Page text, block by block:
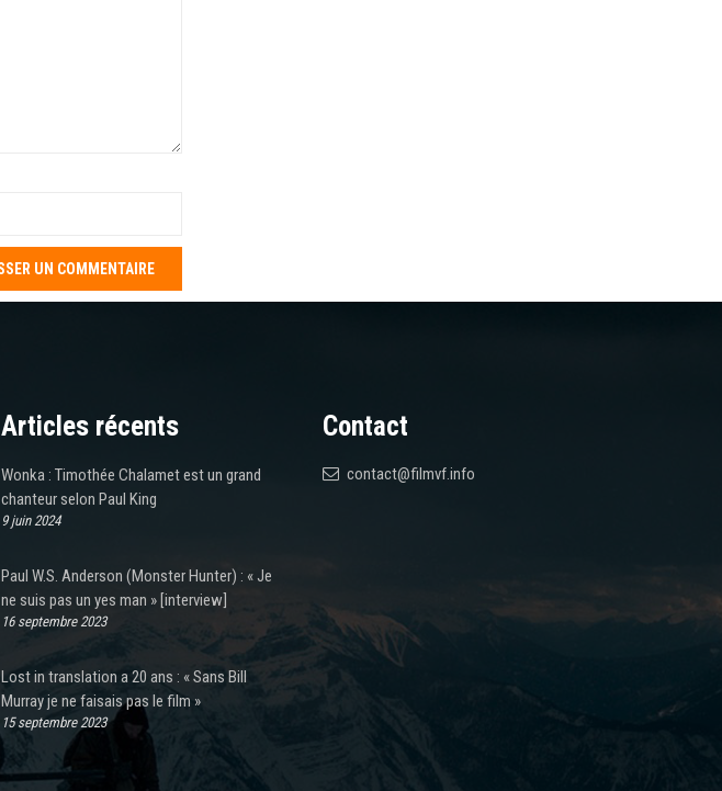
Articles récents
Wonka : Timothée Chalamet est un grand
chanteur selon Paul King
9 juin 2024
Paul W.S. Anderson (Monster Hunter) : « Je
ne suis pas un yes man » [interview]
16 septembre 2023
Lost in translation a 20 ans : « Sans Bill
Murray je ne faisais pas le film »
15 septembre 2023
Contact
contact@filmvf.info